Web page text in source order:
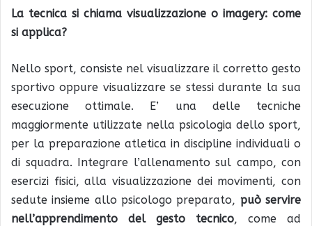
La tecnica si chiama visualizzazione o imagery: come
si applica?
Nello sport, consiste nel visualizzare il corretto gesto
sportivo oppure visualizzare se stessi durante la sua
esecuzione ottimale. E’ una delle tecniche
maggiormente utilizzate nella psicologia dello sport,
per la preparazione atletica in discipline individuali o
di squadra. Integrare l’allenamento sul campo, con
esercizi fisici, alla visualizzazione dei movimenti, con
sedute insieme allo psicologo preparato, può servire
nell’apprendimento del gesto tecnico, come ad